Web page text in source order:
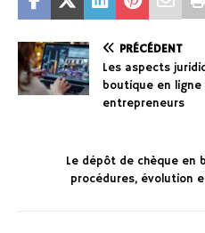
PRÉCÉDENT
Les aspects
boutique en
entrepreneurs
Le dépôt de chèque en
procédures, évolution